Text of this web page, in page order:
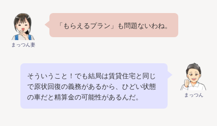
まっつん妻
「もらえるプラン」も問題ないわね。
まっつん
そういうこと！でも結局は賃貸住宅と同じ
で原状回復の義務があるから、ひどい状態
の車だと精算金の可能性があるんだ。